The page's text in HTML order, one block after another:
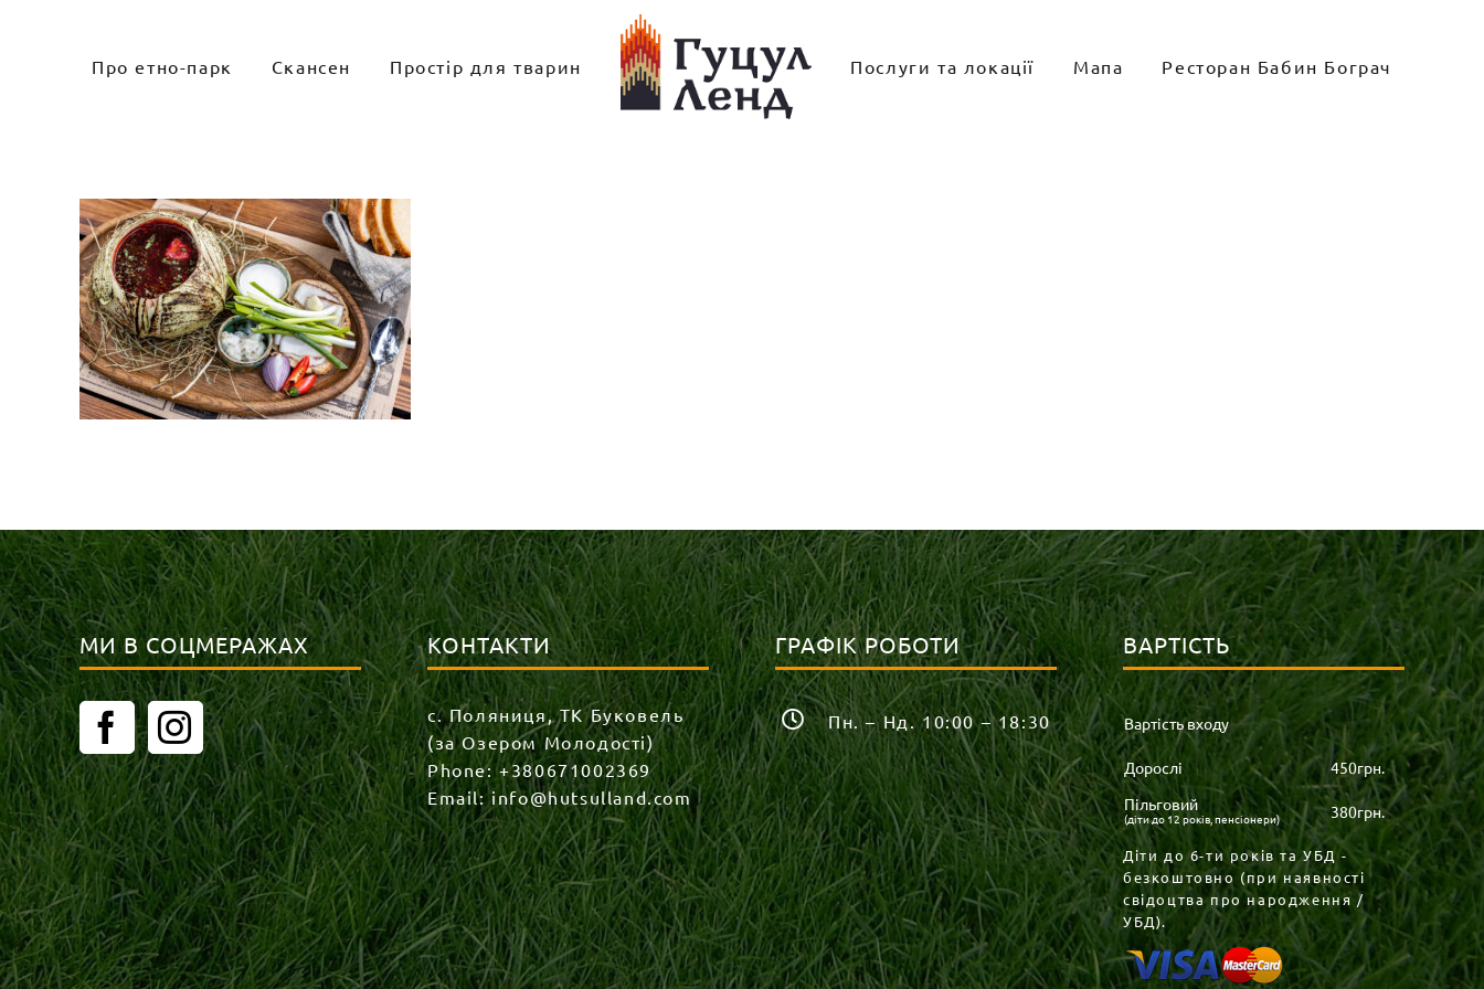
Про етно-парк Скансен Простір для тварин Послуги та локації Мапа Ресторан Бабин Бограч
МИ В СОЦМЕРАЖАХ КОНТАКТИ
с. Поляниця, ТК Буковель
(за Озером Молодості)
Phone:+380671002369
Email:info@hutsulland.com
ГРАФІК РОБОТИ
Пн. – Нд. 10:00 – 18:30
ВАРТІСТЬ
Вартість входу
Дорослі
450грн.
Пільговий
(діти до 12 років, пенсіонери) 380грн.
Діти до 6-ти років та УБД -
безкоштовно (при наявності
свідоцтва про народження /
УБД).